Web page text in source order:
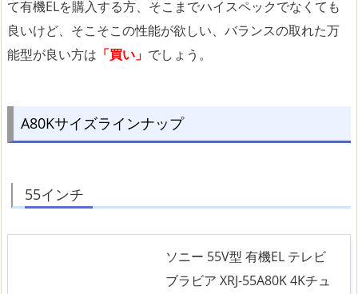
て有機ELを購入する方、そこまでハイスペックでなくても
良いけど、そこそこの性能が欲しい、バランスの取れた万
能型が良い方は 「買い」 でしょう。
A80Kサイズラインナップ
55インチ
ソニー 55V型 有機EL テレビ
ブラビア XRJ-55A80K 4Kチュ